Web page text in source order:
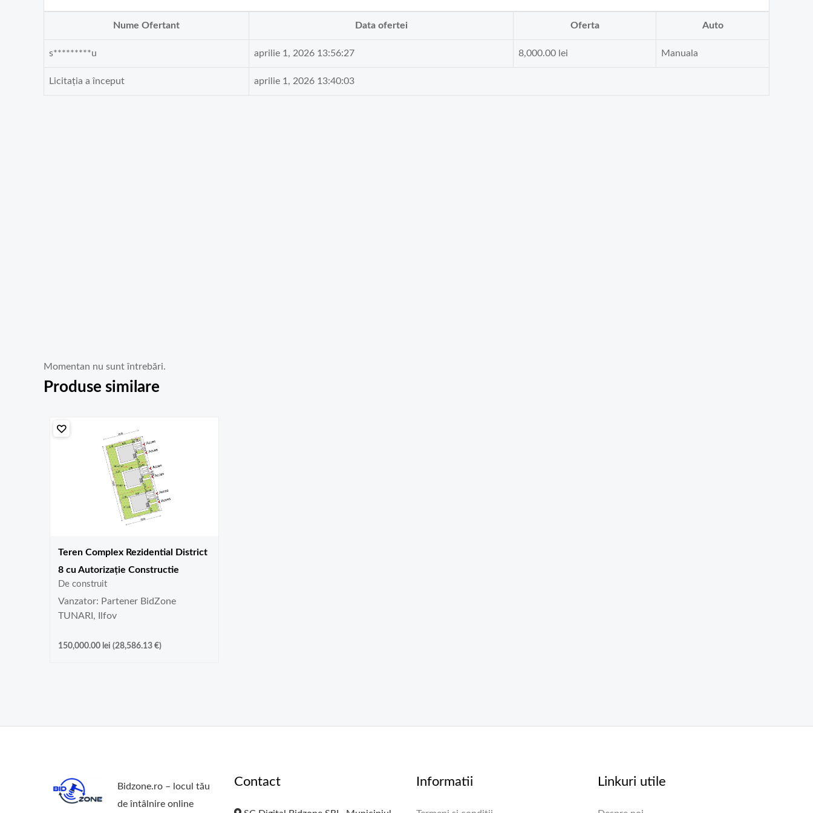
Nume Ofertant Data ofertei Oferta Auto
s*********u aprilie 1, 2026 13:56:27 8,000.00 lei Manuala
Licitația a început aprilie 1, 2026 13:40:03
Momentan nu sunt întrebări.
Produse similare
Teren Complex Rezidential District
8 cu Autorizație Constructie
De construit
Vanzator: Partener BidZone
TUNARI, Ilfov
150,000.00 lei (28,586.13 €)
Bidzone.ro – locul tău
de întâlnire online
Contact Informatii Linkuri utile